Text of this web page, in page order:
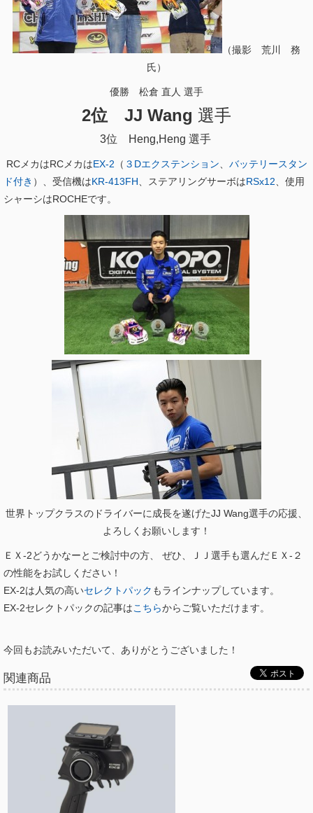
（撮影 荒川 務
氏）
優勝 松倉 直人 選手
2位 JJ Wang 選手
3位 Heng,Heng 選手
RCメカはRCメカはEX-2 （ ３Dエクステンション
バッテリースタン
ド付き ）、受信機はKR-413FH 、ステアリングサーボはRSx12 、使用
シャーシはROCHEです。
世界トップクラスのドライバーに成長を遂げたJJ Wang選手の応援、
よろしくお願いします！
ＥＸ-2どうかなーとご検討中の方、 ぜひ、ＪＪ選手も選んだＥＸ-２
の性能をお試しください！
EX-2は人気の高いセレクトパック もラインナップしています。
EX-2セレクトパックの記事はこちらからご覧いただけます。
今回もお読みいただいて、ありがとうございました！
関連商品